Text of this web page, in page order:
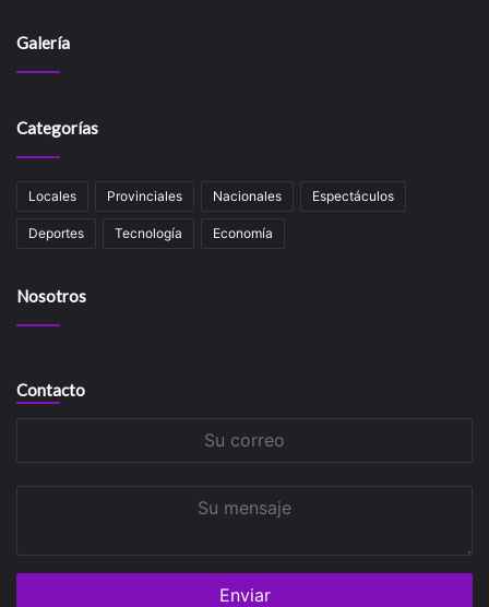
Galería
Categorías
Locales Provinciales Nacionales Espectáculos
Deportes Tecnología Economía
Nosotros
Contacto